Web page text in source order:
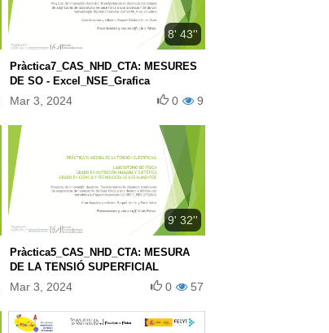
8' 43''
Pràctica7_CAS_NHD_CTA: MESURES
DE SO - Excel_NSE_Grafica
Mar 3, 2024 9
0
9' 32''
Pràctica5_CAS_NHD_CTA: MESURA
DE LA TENSIÓ SUPERFICIAL
Mar 3, 2024 57
0